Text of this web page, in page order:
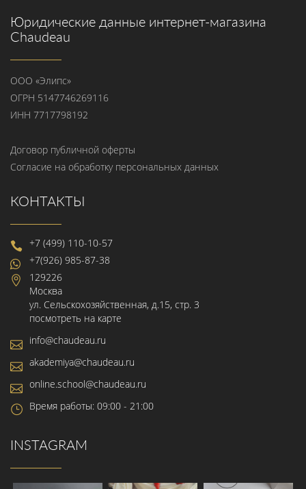
Юридические данные интернет-магазина
Chaudeau
ООО «Элипс»
ОГРН 5147746269116
ИНН 7717798192
Договор публичной оферты
Согласие на обработку персональных данных
КОНТАКТЫ
+7 (499) 110-10-57
+7(926) 985-87-38
129226
Москва
ул. Сельскохозяйственная, д.15, стр. 3
посмотреть на карте
info@chaudeau.ru
akademiya@chaudeau.ru
online.school@chaudeau.ru
Время работы: 09:00 - 21:00
INSTAGRAM